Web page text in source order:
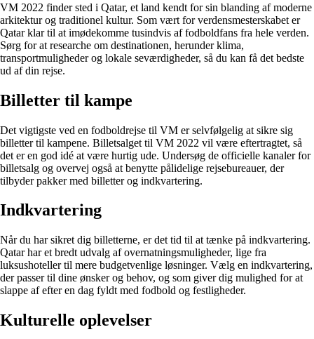
VM 2022 finder sted i Qatar, et land kendt for sin blanding af moderne
arkitektur og traditionel kultur. Som vært for verdensmesterskabet er
Qatar klar til at imødekomme tusindvis af fodboldfans fra hele verden.
Sørg for at researche om destinationen, herunder klima,
transportmuligheder og lokale seværdigheder, så du kan få det bedste
ud af din rejse.
Billetter til kampe
Det vigtigste ved en fodboldrejse til VM er selvfølgelig at sikre sig
billetter til kampene. Billetsalget til VM 2022 vil være eftertragtet, så
det er en god idé at være hurtig ude. Undersøg de officielle kanaler for
billetsalg og overvej også at benytte pålidelige rejsebureauer, der
tilbyder pakker med billetter og indkvartering.
Indkvartering
Når du har sikret dig billetterne, er det tid til at tænke på indkvartering.
Qatar har et bredt udvalg af overnatningsmuligheder, lige fra
luksushoteller til mere budgetvenlige løsninger. Vælg en indkvartering,
der passer til dine ønsker og behov, og som giver dig mulighed for at
slappe af efter en dag fyldt med fodbold og festligheder.
Kulturelle oplevelser